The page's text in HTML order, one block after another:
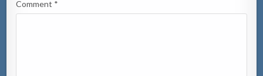
Comment *